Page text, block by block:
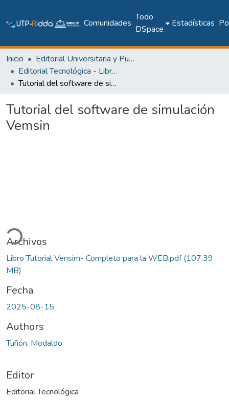
Comunidades
Todo
DSpace
Estadísticas
Inicio
Editorial Universitaria y Publicaciones Seriadas
Editorial Tecnológica - Libros académicos, científicos y técnicos
Tutorial del software de simulación Vemsin
Tutorial del software de simulación
Vemsin
Cargando...
Archivos
Libro Tutorial Vensim- Completo para la WEB.pdf(107.39
MB)
Fecha
2025-08-15
Authors
Tuñón, Modaldo
Editor
Editorial Tecnológica